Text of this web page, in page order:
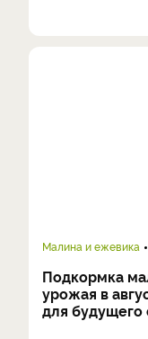
Малина и ежевика
Подкормка
урожая в
для будущего